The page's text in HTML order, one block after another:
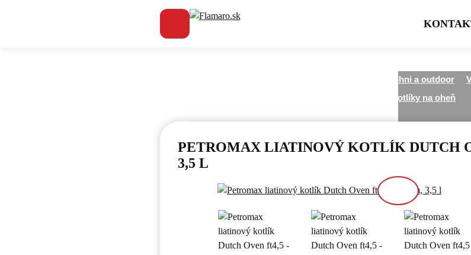
Varenie na ohni a outdoor
Liatinové kotlíky na oheň
PETROMAX LIATINOVÝ KOTLÍK DUTCH
3,5 L